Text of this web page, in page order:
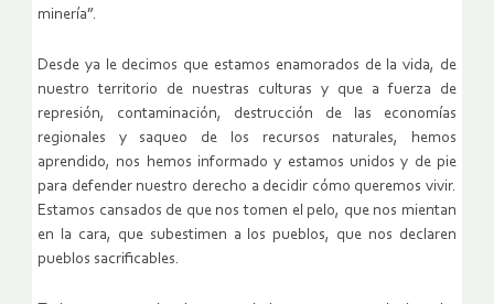
minería”.
Desde ya le decimos que estamos enamorados de la vida, de
nuestro territorio de nuestras culturas y que a fuerza de
represión, contaminación, destrucción de las economías
regionales y saqueo de los recursos naturales, hemos
aprendido, nos hemos informado y estamos unidos y de pie
para defender nuestro derecho a decidir cómo queremos vivir.
Estamos cansados de que nos tomen el pelo, que nos mientan
en la cara, que subestimen a los pueblos, que nos declaren
pueblos sacrificables.